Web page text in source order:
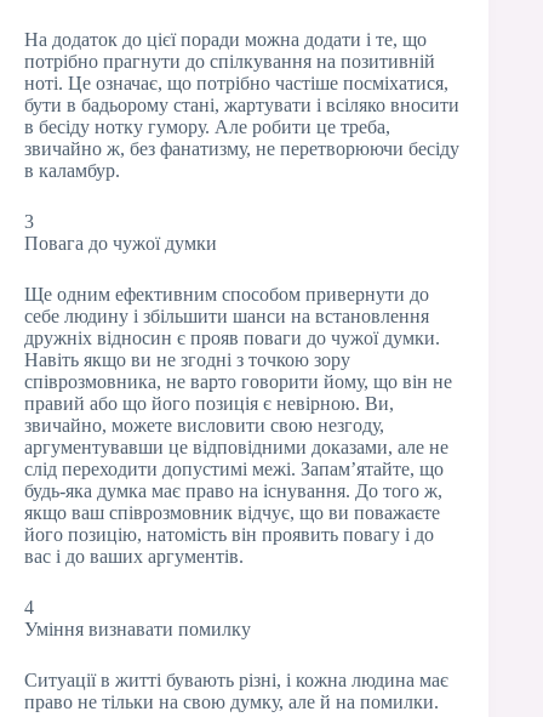
На додаток до цієї поради можна додати і те, що
потрібно прагнути до спілкування на позитивній
ноті. Це означає, що потрібно частіше посміхатися,
бути в бадьорому стані, жартувати і всіляко вносити
в бесіду нотку гумору. Але робити це треба,
звичайно ж, без фанатизму, не перетворюючи бесіду
в каламбур.
3
Повага до чужої думки
Ще одним ефективним способом привернути до
себе людину і збільшити шанси на встановлення
дружніх відносин є прояв поваги до чужої думки.
Навіть якщо ви не згодні з точкою зору
співрозмовника, не варто говорити йому, що він не
правий або що його позиція є невірною. Ви,
звичайно, можете висловити свою незгоду,
аргументувавши це відповідними доказами, але не
слід переходити допустимі межі. Запам’ятайте, що
будь-яка думка має право на існування. До того ж,
якщо ваш співрозмовник відчує, що ви поважаєте
його позицію, натомість він проявить повагу і до
вас і до ваших аргументів.
4
Уміння визнавати помилку
Ситуації в житті бувають різні, і кожна людина має
право не тільки на свою думку, але й на помилки.